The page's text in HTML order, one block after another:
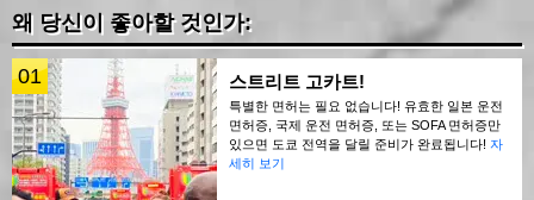
왜 당신이 좋아할 것인가:
01 스트리트 고카트!
특별한 면허는 필요 없습니다! 유효한 일본 운전
면허증, 국제 운전 면허증, 또는 SOFA 면허증만
있으면 도쿄 전역을 달릴 준비가 완료됩니다! 자
세히 보기